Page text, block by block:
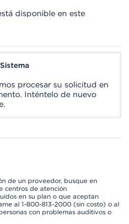
disponible en este
procesar su solicitud en
Inténtelo de nuevo
de un proveedor, busque en
centros de atención
en su plan o que aceptan
al 1-800-813-2000 (sin costo) o al
con problemas auditivos o